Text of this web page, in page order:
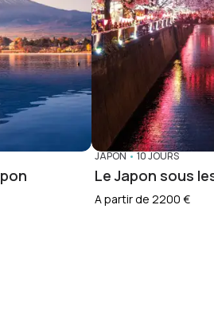
JAPON•10 JOURS
Le Japon sous
A partir de 2200 €